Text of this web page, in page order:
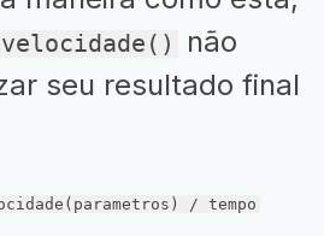
velocidade()
não
seu resultado final
/ tempo